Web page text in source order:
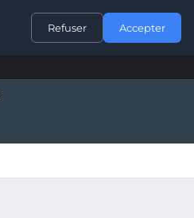
CONTACT
Refuser Accepter